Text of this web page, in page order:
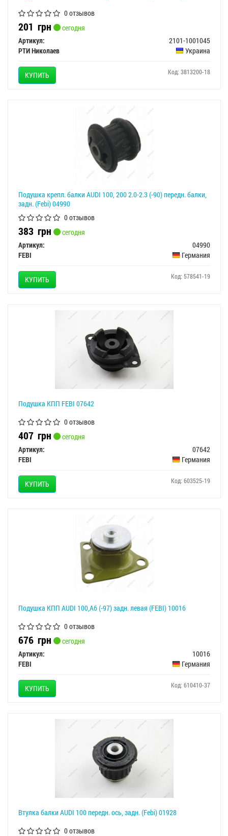
0 отзывов
201 грн
сегодня
Артикул:
2101-1001045
РТИ Николаев
Украина
КУПИТЬ Код: 3813200-18
Подушка крепл. балки AUDI 100, 200 2.0-2.3 (-90) передн. балки,
задн. (Febi) 04990
0 отзывов
383 грн
сегодня
Артикул:
04990
FEBI
Германия
КУПИТЬ Код: 578541-19
Подушка КПП FEBI 07642
0 отзывов
407 грн
сегодня
Артикул:
07642
FEBI
Германия
КУПИТЬ Код: 603525-19
Подушка КПП AUDI 100,A6 (-97) задн. левая (FEBI) 10016
0 отзывов
676 грн
сегодня
Артикул:
10016
FEBI
Германия
КУПИТЬ Код: 610410-37
Втулка балки AUDI 100 передн. ось, задн. (Febi) 01928
0 отзывов